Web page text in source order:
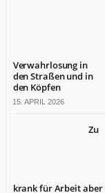
Verwahrlosung in
den Straßen und in
den Köpfen
15. APRIL 2026
Zu
krank für Arbeit aber
Tradition
und
Fortschritt,
hier